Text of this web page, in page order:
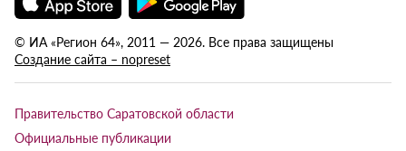
© ИА «Регион 64», 2011 — 2026. Все права защищены
Создание сайта – nopreset
Правительство Саратовской области
Официальные публикации